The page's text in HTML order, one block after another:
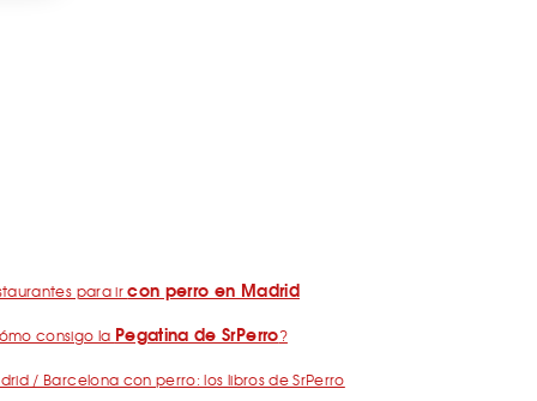
para ircon perro en Madrid
consigo la Pegatina de SrPerro?
/ Barcelona con perro: los libros de SrPerro